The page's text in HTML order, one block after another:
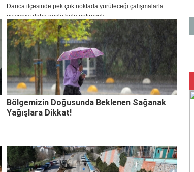
Darıca ilçesinde pek çok noktada yürüteceği çalışmalarla
üstyapıyı daha güçlü hale getirecek.
Bölgemizin Doğusunda Beklenen Sağanak
Yağışlara Dikkat!